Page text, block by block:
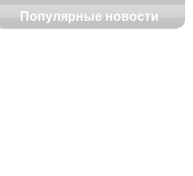
Популярные новости